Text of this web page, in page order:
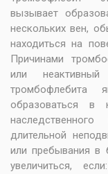
вызывает
нескольких вен,
находиться на
Причинами
или
тромбофлебита
образоваться в
длительной
или пребывания в
увеличиться,